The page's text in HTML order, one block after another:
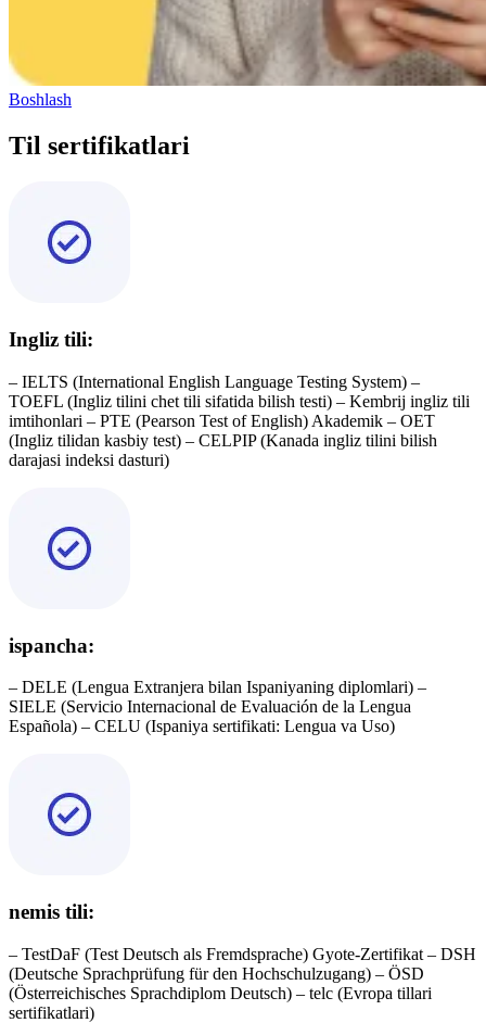
Boshlash
Til sertifikatlari
Ingliz tili:
– IELTS (International English Language Testing System) –
TOEFL (Ingliz tilini chet tili sifatida bilish testi) – Kembrij ingliz tili
imtihonlari – PTE (Pearson Test of English) Akademik – OET
(Ingliz tilidan kasbiy test) – CELPIP (Kanada ingliz tilini bilish
darajasi indeksi dasturi)
ispancha:
– DELE (Lengua Extranjera bilan Ispaniyaning diplomlari) –
SIELE (Servicio Internacional de Evaluación de la Lengua
Española) – CELU (Ispaniya sertifikati: Lengua va Uso)
nemis tili:
– TestDaF (Test Deutsch als Fremdsprache) Gyote-Zertifikat – DSH
(Deutsche Sprachprüfung für den Hochschulzugang) – ÖSD
(Österreichisches Sprachdiplom Deutsch) – telc (Evropa tillari
sertifikatlari)